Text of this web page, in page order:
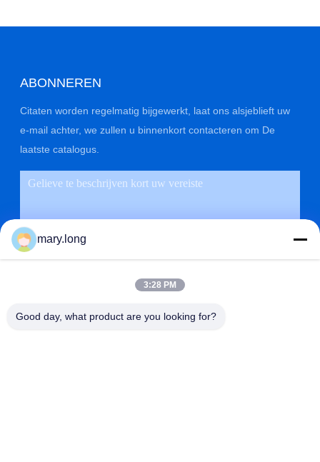
ABONNEREN
Citaten worden regelmatig bijgewerkt, laat ons alsjeblieft uw
e-mail achter, we zullen u binnenkort contacteren om De
laatste catalogus.
VERZENDEN
mary.long
3:28 PM
Good day, what product are you looking for?